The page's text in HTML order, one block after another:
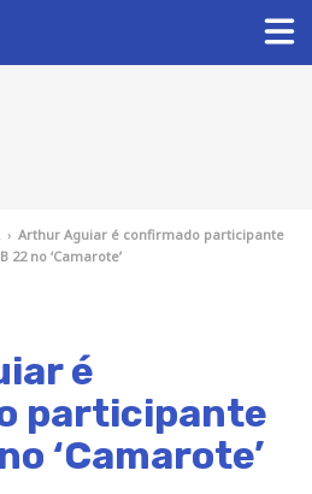
› Arthur Aguiar é confirmado participante
22 no ‘Camarote’
é
participante
‘Camarote’